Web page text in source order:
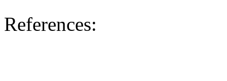
References: